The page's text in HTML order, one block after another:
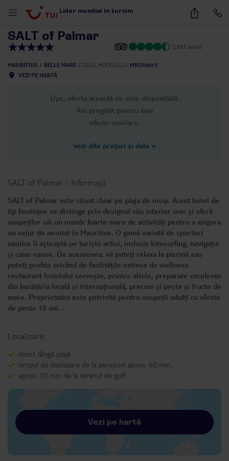
Lider mondial în turism 22
SALT of Palmar
(2895 opinii)
MAURITIUS BELLE MARE CODUL HOTELULUI MRU50015
VEZI PE HARTĂ
Ups, oferta această nu este disponibilă.
Am pregătit pentru tine
oferte similare:
vezi alte prețuri și date »
SALT of Palmar - Informații
SALT of Palmar este situat chiar pe plaja de nisip. Acest hotel de
tip boutique se distinge prin designul său interior unic și oferă
oaspeților săi un număr foarte mare de activități pentru a asigura
un sejur de neuitat în Mauritius. O gamă variată de sporturi
nautice îi așteaptă pe turiștii activi, inclusiv kitesurfing, navigație
și caiac-canoe. De asemenea, vă puteți relaxa la piscină sau
puteți profita oricând de facilitățile extinse de wellness.
restaurant hotelului servește, printre altele, preparate excelente
din bucătăria locală și internațională, precum și pește și fructe de
mare. Proprietatea este potrivită pentru oaspeții adulți cu vârsta
de peste 16 ani. .
Localizare:
direct lângă plajă
timpul de deplasare de la aeroport aprox. 60 min.
aprox. 30 min de la terenul de golf
Vezi pe hartă